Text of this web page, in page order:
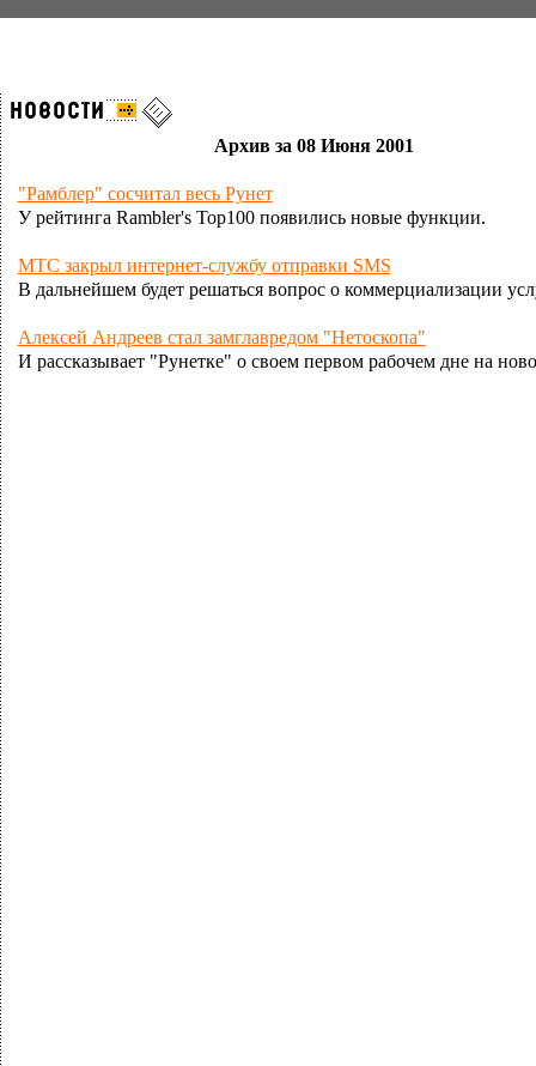
Архив за 08 Июня 2001
"Рамблер" сосчитал весь Рунет
У рейтинга Rambler's Top100 появились новые функции.
МТС закрыл интернет-службу отправки SMS
В дальнейшем будет решаться вопрос о коммерциализации
Алексей Андреев стал замглавредом "Нетоскопа"
И рассказывает "Рунетке" о своем первом рабочем дне на